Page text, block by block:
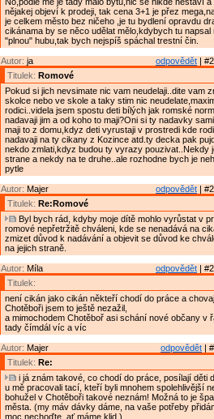
nějakej objeví k prodeji, tak cena 3+1 je přez
je celkem město bez ničeho ,je tu bydlení opravdu
cikánama by se něco udělat mělo,kdybych tu napsal
"plnou" hubu,tak bych nejspíš spáchal trestní čin.
odpovědět |
Autor: ja
Titulek: Romové
Pokud si jich nevsimate nic vam neudelaji..dite vam
skolce nebo ve skole a taky stim nic
rodici..videla jsem spostu deti bílých jak romské
nadavaji jim a od koho to maji?Oni si ty nadavky
maji to z domu,kdyz deti vyrustaji v prostredi kde
nadavaji na ty cikany z Kozince atd.ty decka pak
nekdo zmlati,kdyz budou ty vyrazy pouzivat..Nekdy
strane a nekdy na te druhe..ale rozhodne bych je
pytle
odpovědět |
Autor: Majer
Titulek: Re:Romové
Byl bych rád, kdyby moje dítě mohlo vyrůstat v
romové nepřetržitě chváleni, kde se nenadává na
zmizet důvod k nadávání a objevit se důvod ke
na jejich straně.
odpovědět |
Autor: Míla
Titulek:
není cikán jako cikán někteří chodí do práce a
Chotěboři jsem to ještě nezažil,
a mimochodem Chotěboř asi schání nové občany v
tady čímdál víc a víc
odpovědět |
Autor: Majer
Titulek: Re:
i já znám takové, co chodí do práce, posílají děti
u mě pracovali tací, kteří byli mnohem spolehlivější
bohužel v Chotěboři takové neznám! Možná to je
města. (my máv dávky dáme, na vaše potřeby
moc nechoďte, ať máme klid.)